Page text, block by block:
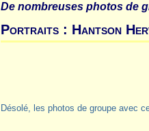
De nombreuses photos de
Portraits : Hantson
Désolé, les photos de groupe avec